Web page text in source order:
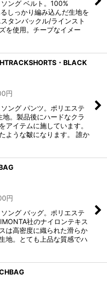
ング ベルト。100%
しっかり編み込んだ生地を
タンバックル/ラインスト
を使用。チープなイメー
・BLACK
円
ング パンツ。ポリエステ
。製品後にハードなクラ
アイテムに施しています。
ような皺になります。 誰か
円
ング バッグ。ポリエステ
社のナイロンテキス
は高密度に織られた滑らか
地。とても上品な質感でハ